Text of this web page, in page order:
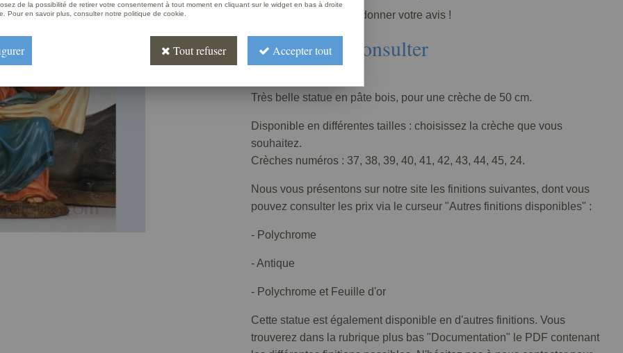
Soyez le premier à donner votre avis !
Prix : Nous consulter
Très belle statue en pâte bois, pour une crèche de 50 cm.
Disponible en différentes tailles : choisissez la crèche que vous
souhaitez.
Crèches numéros : 37, 38, 39, 40, 41, 42, 43, 44, 45, 24.
Nous vous présentons sur notre site les finitions suivantes, dont vous
pouvez consulter les prix via le curseur "Autres finitions disponibles" :
- Polychrome
- Antique
- Polychrome et Feuille d'or
Cette statue est également disponible en d'autres finitions. Vous
trouverez dans la rubrique plus bas "Documentation" le PDF contenant
de la possibilité de retirer votre consentement à tout moment en cliquant sur le widget en bas à droite
Pour en savoir plus, consulter notre politique de cookie.
Tout refuser Accepter tout